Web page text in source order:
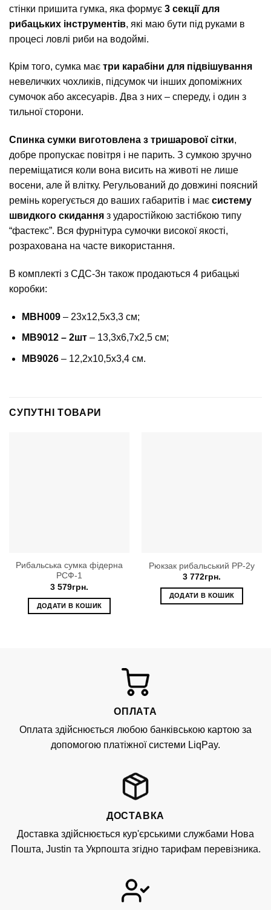
стінки пришита гумка, яка формує 3 секції для
рибацьких інструментів, які маю бути під руками в
процесі ловлі риби на водоймі.
Крім того, сумка має три карабіни для підвішування
невеличких чохликів, підсумок чи інших допоміжних
сумочок або аксесуарів. Два з них – спереду, і один з
тильної сторони.
Спинка сумки виготовлена з тришарової сітки,
добре пропускає повітря і не парить. З сумкою зручно
переміщатися коли вона висить на животі не лише
восени, але й влітку. Регульований до довжині поясний
ремінь корегується до ваших габаритів і має систему
швидкого скидання з ударостійкою застібкою типу
“фастекс”. Вся фурнітура сумочки високої якості,
розрахована на часте використання.
В комплекті з СДС-3н також продаються 4 рибацькі
коробки:
MBH009– 23х12,5х3,3 см;
MB9012 – 2шт – 13,3х6,7х2,5 см;
MB9026– 12,2х10,5х3,4 см.
СУПУТНІ ТОВАРИ
Рибальська сумка фідерна
РСФ-1
3 579грн.
ДОДАТИ В КОШИК
Рюкзак рибальський РР-2у
3 772грн.
ДОДАТИ В КОШИК
ОПЛАТА
Оплата здійснюється любою банківською картою за
допомогою платіжної системи LiqPay.
ДОСТАВКА
Доставка здійснюється кур'єрськими службами Нова
Пошта, Justin та Укрпошта згідно тарифам перевізника.